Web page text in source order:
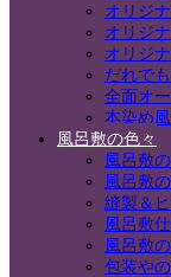
オリジ
オリジ
オリジ
だれで
全面オ
本染め
風呂敷の色々
風呂敷
風呂敷
縫製＆
風呂敷
風呂敷
包装や